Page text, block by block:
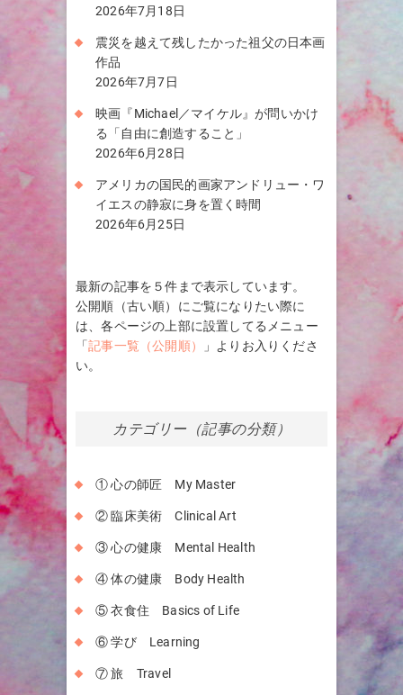
2026年7月18日
震災を越えて残したかった祖父の日本画
作品
2026年7月7日
映画『Michael／マイケル』が問いかけ
る「自由に創造すること」
2026年6月28日
アメリカの国民的画家アンドリュー・ワ
イエスの静寂に身を置く時間
2026年6月25日
最新の記事を５件まで表示しています。
公開順（古い順）にご覧になりたい際に
は、各ページの上部に設置してるメニュー
「記事一覧（公開順）
」よりお入りくださ
い。
カテゴリー（記事の分類）
① 心の師匠 My Master
② 臨床美術 Clinical Art
③ 心の健康 Mental Health
④ 体の健康 Body Health
⑤ 衣食住 Basics of Life
⑥ 学び Learning
⑦ 旅 Travel